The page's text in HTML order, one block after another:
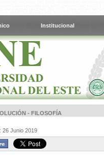
Institucional
- FILOSOFÍA
26 Junio 2019